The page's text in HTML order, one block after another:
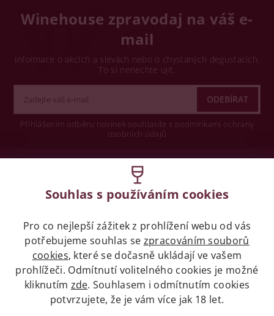
Winehouse zpravodaj na váš e-
mail
Informace o akcích a slevách nebo o chystaných degustacích.
To si nenechte ujít.
Přihlášením odběru novinek souhlasíte s podmínkami ochrany
osobních údajů
Legislativa
Zákaz prodeje alkoholických nápojů osobám
mladších 18 let.
Naše služby
Souhlas s používáním cookies
Pro co nejlepší zážitek z prohlížení webu od vás
potřebujeme souhlas se zpracováním souborů
cookies, které se dočasně ukládají ve vašem
prohlížeči. Odmítnutí volitelného cookies je možné
kliknutím zde. Souhlasem i odmítnutím cookies
potvrzujete, že je vám více jak 18 let.